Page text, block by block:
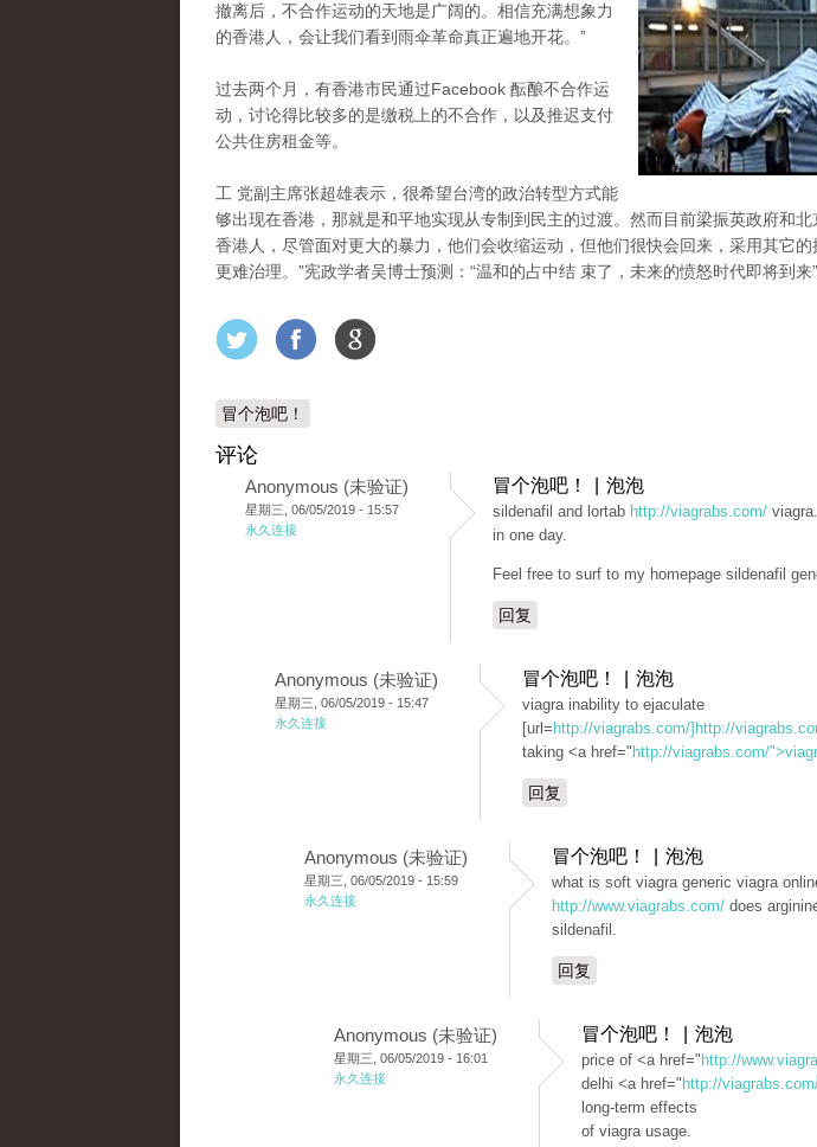
撤离后，不合作运动的天地是广阔的。相信充满想象力
的香港人，会让我们看到雨伞革命真正遍地开花。”
过去两个月，有香港市民通过Facebook 酝酿不合作运
动，讨论得比较多的是缴税上的不合作 ，以及推迟支付
公共住房租金等。
工 党副主席张超雄表示，很希望台湾的政治转型方式能
够出现在香港，那就是和平地实现从专制到民主的过渡。然而目前梁振英政府和
香港人，尽管面对更大的暴力，他们会收缩运动，但他们很快会回来，采用其它
更难治理。”宪政学者吴博士预测：“温和的占中结 束了，未来的愤怒时代即将到来”
冒个泡吧！
评论
Anonymous (未验证)
星期三, 06/05/2019 - 15:57
永久连接
冒个泡吧！ | 泡泡
sildenafil and lortab http://viagrabs.com/
in one day.
Feel free to surf to my homepage sildenafil
回复
Anonymous (未验证)
星期三, 06/05/2019 - 15:47
永久连接
冒个泡吧！ | 泡泡
viagra inability to ejaculate
[url= http://viagrabs.com/]http://
taking <a href=" http://viagrabs.com/
回复
Anonymous (未验证)
星期三, 06/05/2019 - 15:59
永久连接
冒个泡吧！ | 泡泡
what is soft viagra generic viagra
http://www.viagrabs.com/ does
sildenafil.
回复
Anonymous (未验证)
星期三, 06/05/2019 - 16:01
永久连接
冒个泡吧！ | 泡泡
price of <a href=" http://
delhi <a href=" http://
long-term effects
of viagra usage.